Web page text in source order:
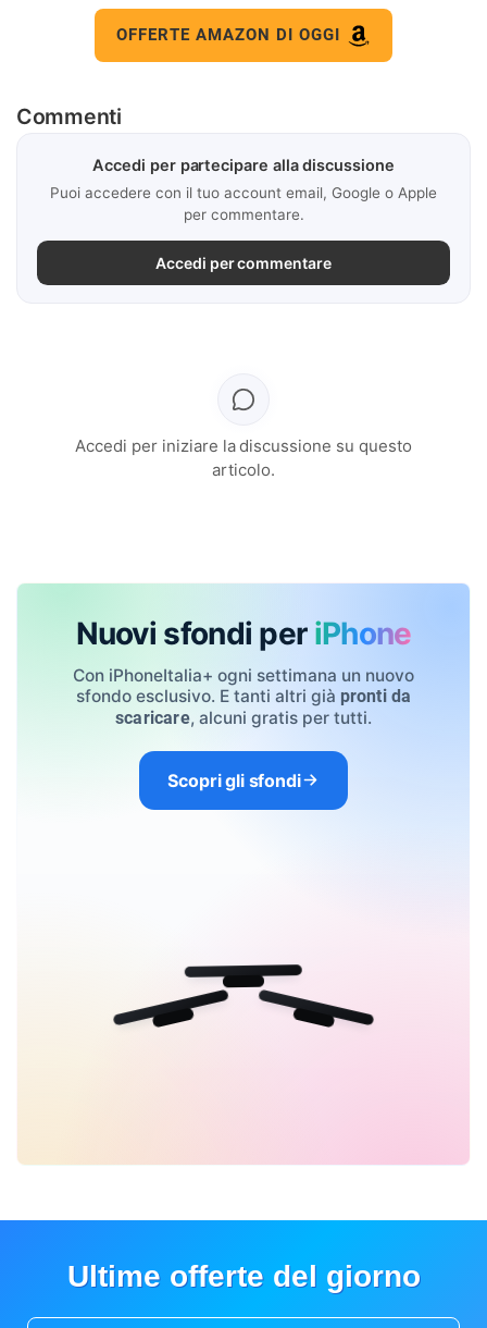
OFFERTE AMAZON DI OGGI
Commenti
Accedi per partecipare alla discussione
Puoi accedere con il tuo account email, Google o Apple
per commentare.
Accedi per commentare
Accedi per iniziare la discussione su questo
articolo.
Nuovi sfondi per iPhone
Con iPhoneItalia+ ogni settimana un nuovo
sfondo esclusivo. E tanti altri già pronti da
scaricare, alcuni gratis per tutti.
Scopri gli sfondi
Ultime offerte del giorno